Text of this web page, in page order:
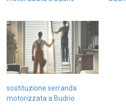
sostituzione serranda
motorizzata a Budrio